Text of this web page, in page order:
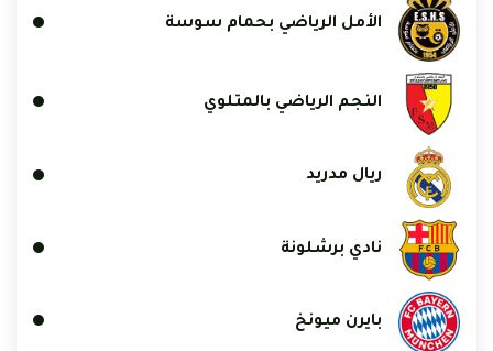
الأمل الرياضي بحمام سوسة
النجم الرياضي بالمتلوي
ريال مدريد
نادي برشلونة
بايرن ميونخ